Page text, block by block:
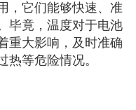
，它们能够快速、准
毕竟，温度对于电池
重大影响，及时准确
热等危险情况。